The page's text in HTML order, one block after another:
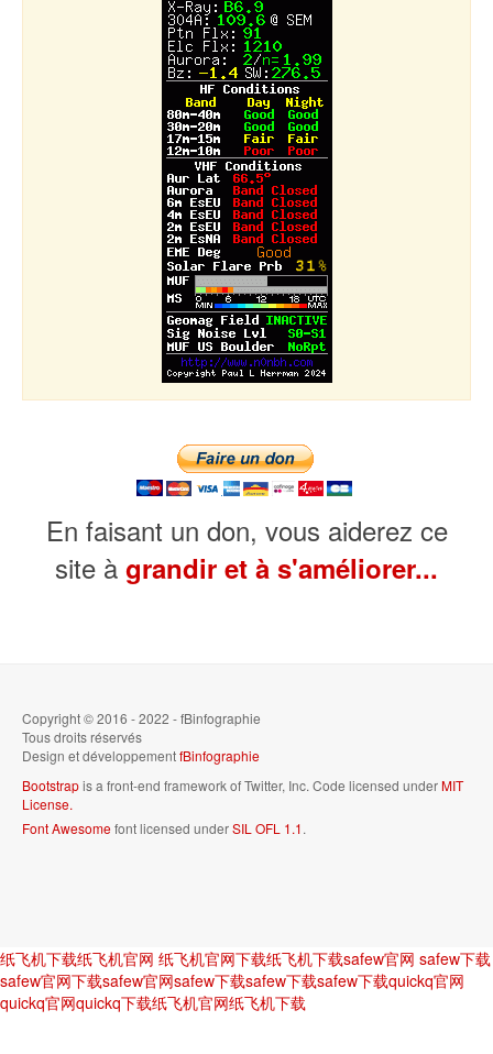
En faisant un don, vous aiderez ce
site à grandir et à s'améliorer...
Copyright © 2016 - 2022 - fBinfographie
Tous droits réservés
Design et développementfBinfographie
Bootstrapis a front-end framework of Twitter, Inc. Code licensed underMIT
License.
Font Awesomefont licensed underSIL OFL 1.1.
纸飞机下载纸飞机官网 纸飞机官网下载纸飞机下载safew官网 safew下载
safew官网下载safew官网safew下载safew下载safew下载quickq官网
quickq官网quickq下载纸飞机官网纸飞机下载